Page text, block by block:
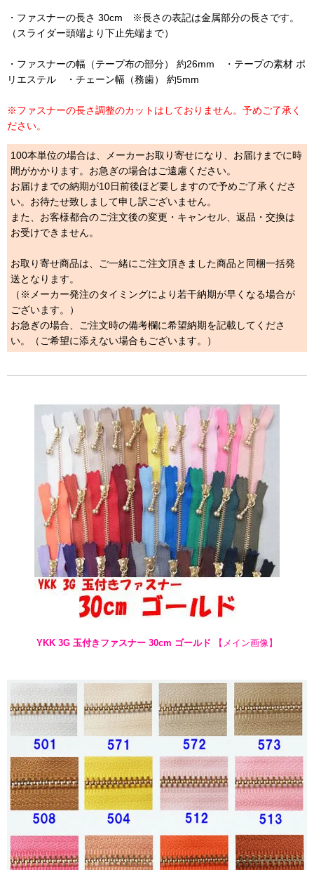
・ファスナーの長さ 30cm ※長さの表記は金属部分の長さです。
（スライダー頭端より下止先端まで）
・ファスナーの幅（テープ布の部分） 約26mm ・テープの素材 ポ
リエステル ・チェーン幅（務歯） 約5mm
※ファスナーの長さ調整のカットはしておりません。予めご了承く
ださい。
100本単位の場合は、メーカーお取り寄せになり、お届けまでに時
間がかかります。お急ぎの場合はご遠慮ください。
お届けまでの納期が10日前後ほど要しますので予めご了承くださ
い。お待たせ致しまして申し訳ございません。
また、お客様都合のご注文後の変更・キャンセル、返品・交換は
お受けできません。
お取り寄せ商品は、ご一緒にご注文頂きました商品と同梱一括発
送となります。
（※メーカー発注のタイミングにより若干納期が早くなる場合が
ございます。）
お急ぎの場合、ご注文時の備考欄に希望納期を記載してくださ
い。（ご希望に添えない場合もございます。）
YKK 3G 玉付きファスナー 30cm ゴールド 【メイン画像】